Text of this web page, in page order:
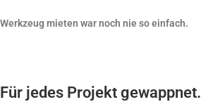
Werkzeug mieten war noch nie so einfach.
Für jedes Projekt gewappnet.